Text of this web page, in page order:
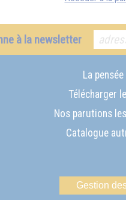
à la newsletter
La
Télécharger
Nos parutions
Catalogue
Gestion